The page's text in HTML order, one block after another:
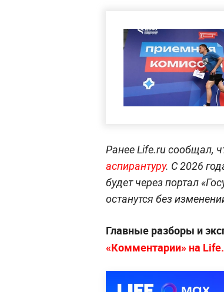
Ранее Life.ru сообщал,
аспирантуру. С 2026
будет через портал
останутся без
Главные разборы и
«Комментарии» на